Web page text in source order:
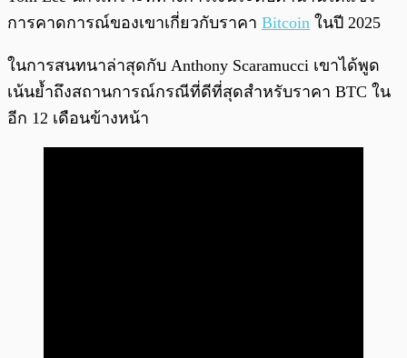
การคาดการณ์ของเขาเกี่ยวกับราคา Bitcoin ในปี 2025
ในการสนทนาล่าสุดกับ Anthony Scaramucci เขาได้พูด
เน้นย้ำถึงสถานการณ์กรณีที่ดีที่สุดสำหรับราคา BTC ใน
อีก 12 เดือนข้างหน้า